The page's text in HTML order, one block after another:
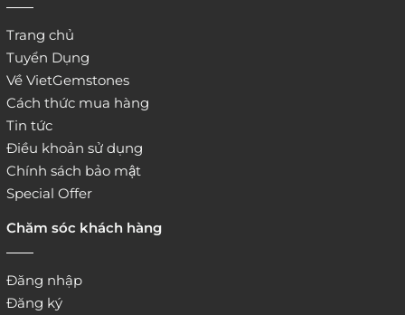
Trang chủ
Tuyển Dụng
Về VietGemstones
Cách thức mua hàng
Tin tức
Điều khoản sử dụng
Chính sách bảo mật
Special Offer
Chăm sóc khách hàng
Đăng nhập
Đăng ký